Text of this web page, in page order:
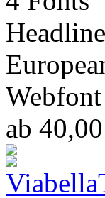
Headline
ab